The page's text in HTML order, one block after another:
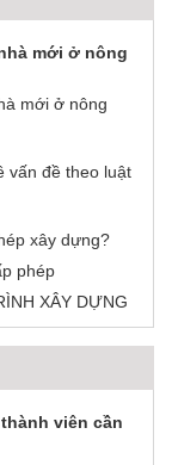
mới ở nông
vấn đề theo luật
xây dựng?
phép
XÂY DỰNG
viên cần